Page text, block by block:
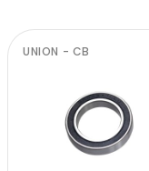
UNION - CB